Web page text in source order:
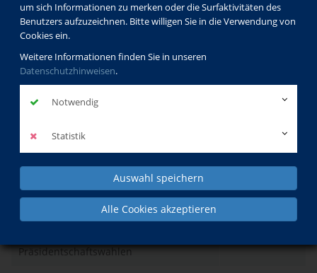
um sich Informationen zu merken oder die Surfaktivitäten des
Benutzers aufzuzeichnen. Bitte willigen Sie in die Verwendung von
Cookies ein.
Weitere Informationen finden Sie in unseren
Datenschutzhinweisen.
Notwendig
Statistik
Auswahl speichern
Alle Cookies akzeptieren
Helene
Bubrowski
Dozentinnenprofil
Kurse der Dozentin
Was?
Präsidentschaftswahlen